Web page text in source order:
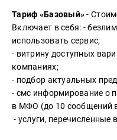
Тариф «Базовый»-
Включает в себя: -
использовать сервис;
- витрину доступных
компаниях;
- подбор актуальных
- смс информирование о
в МФО (до 10 сообщений
- услуги, перечисленные